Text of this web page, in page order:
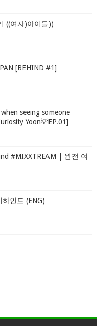
((여자)아이들))
[BEHIND #1]
seeing someone
Yoon💡EP.01]
#MIXXTREAM | 완전 여
하인드 (ENG)